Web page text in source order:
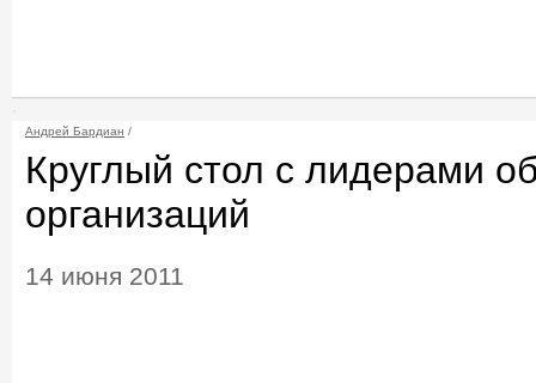
Андрей Бардиан /
Круглый стол с лидерами
организаций
14 июня 2011